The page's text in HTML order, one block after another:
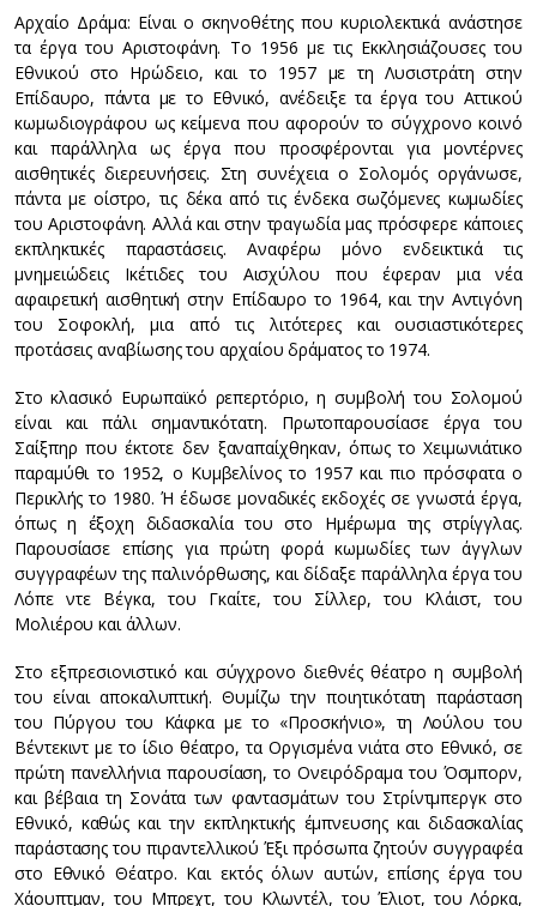
Αρχαίο Δράμα: Είναι ο σκηνοθέτης που κυριολεκτικά ανάστησε
τα έργα του Αριστοφάνη. Το 1956 με τις Εκκλησιάζουσες του
Εθνικού στο Ηρώδειο, και το 1957 με τη Λυσιστράτη στην
Επίδαυρο, πάντα με το Εθνικό, ανέδειξε τα έργα του Αττικού
κωμωδιογράφου ως κείμενα που αφορούν το σύγχρονο κοινό
και παράλληλα ως έργα που προσφέρονται για μοντέρνες
αισθητικές διερευνήσεις. Στη συνέχεια ο Σολομός οργάνωσε,
πάντα με οίστρο, τις δέκα από τις ένδεκα σωζόμενες κωμωδίες
του Αριστοφάνη. Αλλά και στην τραγωδία μας πρόσφερε κάποιες
εκπληκτικές παραστάσεις. Αναφέρω μόνο ενδεικτικά τις
μνημειώδεις Ικέτιδες του Αισχύλου που έφεραν μια νέα
αφαιρετική αισθητική στην Επίδαυρο το 1964, και την Αντιγόνη
του Σοφοκλή, μια από τις λιτότερες και ουσιαστικότερες
προτάσεις αναβίωσης του αρχαίου δράματος το 1974.
Στο κλασικό Ευρωπαϊκό ρεπερτόριο, η συμβολή του Σολομού
είναι και πάλι σημαντικότατη. Πρωτοπαρουσίασε έργα του
Σαίξπηρ που έκτοτε δεν ξαναπαίχθηκαν, όπως το Χειμωνιάτικο
παραμύθι το 1952, ο Κυμβελίνος το 1957 και πιο πρόσφατα ο
Περικλής το 1980. Ή έδωσε μοναδικές εκδοχές σε γνωστά έργα,
όπως η έξοχη διδασκαλία του στο Ημέρωμα της στρίγγλας.
Παρουσίασε επίσης για πρώτη φορά κωμωδίες των άγγλων
συγγραφέων της παλινόρθωσης, και δίδαξε παράλληλα έργα του
Λόπε ντε Βέγκα, του Γκαίτε, του Σίλλερ, του Κλάιστ, του
Μολιέρου και άλλων.
Στο εξπρεσιονιστικό και σύγχρονο διεθνές θέατρο η συμβολή
του είναι αποκαλυπτική. Θυμίζω την ποιητικότατη παράσταση
του Πύργου του Κάφκα με το «Προσκήνιο», τη Λούλου του
Βέντεκιντ με το ίδιο θέατρο, τα Οργισμένα νιάτα στο Εθνικό, σε
πρώτη πανελλήνια παρουσίαση, το Ονειρόδραμα του Όσμπορν,
και βέβαια τη Σονάτα των φαντασμάτων του Στρίντμπεργκ στο
Εθνικό, καθώς και την εκπληκτικής έμπνευσης και διδασκαλίας
παράστασης του πιραντελλικού Έξι πρόσωπα ζητούν συγγραφέα
στο Εθνικό Θέατρο. Και εκτός όλων αυτών, επίσης έργα του
Χάουπτμαν, του Μπρεχτ, του Κλωντέλ, του Έλιοτ, του Λόρκα,